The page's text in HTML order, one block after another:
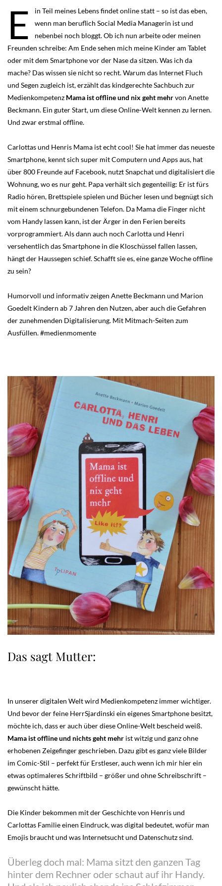
E
in Teil meines Lebens findet online statt – so ist das eben,
wenn man beruflich Social Media Managerin ist und
nebenbei noch bloggt. Ob ich nun arbeite oder meinen
Freunden schreibe: Am Ende sehen mich meine Kinder am Tablet
oder mit dem Smartphone vor der Nase da sitzen. Was ich da
mache? Das wissen sie nicht so recht. Warum das Internet Fluch
und Segen zugleich ist, erzählt das kindgerechte Sachbuch zur
Medienkompetenz Mama ist offline und nix geht mehrvon Anette
Beckmann. Ein guter Start, um diese Online-Welt kennen zu lernen.
Und zwar erstmal offline.
Carlottas und Henris Mama ist echt cool! Sie hat immer das neueste
Smartphone, kennt sich super mit Computern und Apps aus, hat
über 800 Freunde auf Facebook, nutzt Snapchat und digitalisiert die
Wohnung, wo es nur geht. Papa verhält sich gegenteilig: Er ist fürs
Radio hören, Brettspiele spielen und Bücher lesen und begnügt sich
mit einem schnurgebundenen Telefon. Da Mama die Finger nicht
vom Handy lassen kann, ist der Ärger in den Ferien bereits
vorprogrammiert. Als dann auch noch Carlotta und Henri
versehentlich das Smartphone in die Kloschüssel fallen lassen,
hängt der Haussegen schief. Schafft sie es, eine ganze Woche offline
zu sein?
Humorvoll und informativ zeigen Anette Beckmann und Marion
Goedelt Kindern ab 7 Jahren den Nutzen, aber auch die Gefahren
der zunehmenden Digitalisierung. Mit Mitmach-Seiten zum
Ausfüllen. #medienmomente
Das sagt Mutter:
In unserer digitalen Welt wird Medienkompetenz immer wichtiger.
Und bevor der feine HerrSjardinski ein eigenes Smartphone besitzt,
möchte ich, dass er auch über diese Online-Welt bescheid weiß.
Mama ist offline und nichts geht mehr ist witzig und ganz ohne
erhobenen Zeigefinger geschrieben. Dazu gibt es ganz viele Bilder
im Comic-Stil – perfekt für Erstleser, auch wenn ich mir hier ein
etwas optimaleres Schriftbild – größer und ohne Schreibschrift –
gewünscht hätte.
Die Kinder bekommen mit der Geschichte von Henris und
Carlottas Familie einen Eindruck, was digital bedeutet, wofür man
Emojis braucht und was Internetsucht und Datenschutz sind.
Überleg doch mal: Mama sitzt den ganzen Tag
hinter dem Rechner oder schaut auf ihr Handy.